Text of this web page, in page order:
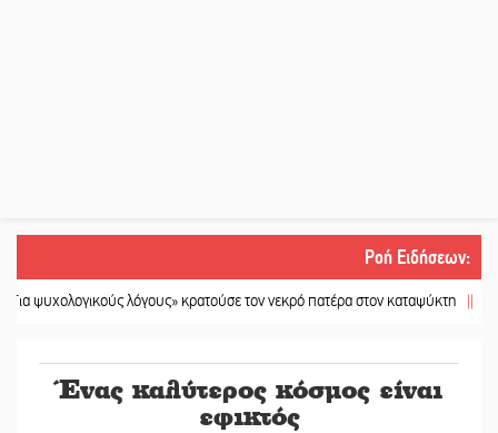
Ροή Ειδήσεων:
λόγους» κρατούσε τον νεκρό πατέρα στον καταψύκτη || Kastoras
Ένας καλύτερος κόσμος είναι
εφικτός